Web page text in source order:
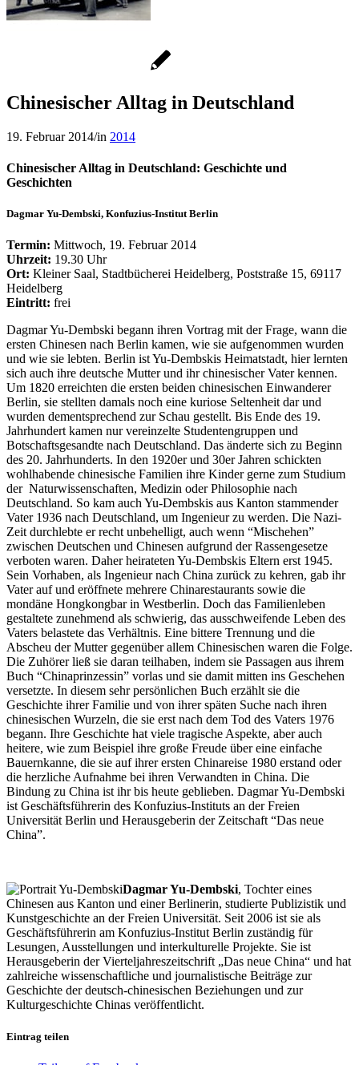
Chinesischer Alltag in Deutschland
19. Februar 2014/in 2014
Chinesischer Alltag in Deutschland: Geschichte und
Geschichten
Dagmar Yu-Dembski, Konfuzius-Institut Berlin
Termin: Mittwoch, 19. Februar 2014
Uhrzeit: 19.30 Uhr
Ort: Kleiner Saal, Stadtbücherei Heidelberg, Poststraße 15, 69117
Heidelberg
Eintritt: frei
Dagmar Yu-Dembski begann ihren Vortrag mit der Frage, wann die
ersten Chinesen nach Berlin kamen, wie sie aufgenommen wurden
und wie sie lebten. Berlin ist Yu-Dembskis Heimatstadt, hier lernten
sich auch ihre deutsche Mutter und ihr chinesischer Vater kennen.
Um 1820 erreichten die ersten beiden chinesischen Einwanderer
Berlin, sie stellten damals noch eine kuriose Seltenheit dar und
wurden dementsprechend zur Schau gestellt. Bis Ende des 19.
Jahrhundert kamen nur vereinzelte Studentengruppen und
Botschaftsgesandte nach Deutschland. Das änderte sich zu Beginn
des 20. Jahrhunderts. In den 1920er und 30er Jahren schickten
wohlhabende chinesische Familien ihre Kinder gerne zum Studium
der Naturwissenschaften, Medizin oder Philosophie nach
Deutschland. So kam auch Yu-Dembskis aus Kanton stammender
Vater 1936 nach Deutschland, um Ingenieur zu werden. Die Nazi-
Zeit durchlebte er recht unbehelligt, auch wenn “Mischehen”
zwischen Deutschen und Chinesen aufgrund der Rassengesetze
verboten waren. Daher heirateten Yu-Dembskis Eltern erst 1945.
Sein Vorhaben, als Ingenieur nach China zurück zu kehren, gab ihr
Vater auf und eröffnete mehrere Chinarestaurants sowie die
mondäne Hongkongbar in Westberlin. Doch das Familienleben
gestaltete zunehmend als schwierig, das ausschweifende Leben des
Vaters belastete das Verhältnis. Eine bittere Trennung und die
Abscheu der Mutter gegenüber allem Chinesischen waren die Folge.
Die Zuhörer ließ sie daran teilhaben, indem sie Passagen aus ihrem
Buch “Chinaprinzessin” vorlas und sie damit mitten ins Geschehen
versetzte. In diesem sehr persönlichen Buch erzählt sie die
Geschichte ihrer Familie und von ihrer späten Suche nach ihren
chinesischen Wurzeln, die sie erst nach dem Tod des Vaters 1976
begann. Ihre Geschichte hat viele tragische Aspekte, aber auch
heitere, wie zum Beispiel ihre große Freude über eine einfache
Bauernkanne, die sie auf ihrer ersten Chinareise 1980 erstand oder
die herzliche Aufnahme bei ihren Verwandten in China. Die
Bindung zu China ist ihr bis heute geblieben. Dagmar Yu-Dembski
ist Geschäftsführerin des Konfuzius-Instituts an der Freien
Universität Berlin und Herausgeberin der Zeitschaft “Das neue
China”.
Dagmar Yu-Dembski, Tochter eines
Chinesen aus Kanton und einer Berlinerin, studierte Publizistik und
Kunstgeschichte an der Freien Universität. Seit 2006 ist sie als
Geschäftsführerin am Konfuzius-Institut Berlin zuständig für
Lesungen, Ausstellungen und interkulturelle Projekte. Sie ist
Herausgeberin der Vierteljahreszeitschrift „Das neue China“ und hat
zahlreiche wissenschaftliche und journalistische Beiträge zur
Geschichte der deutsch-chinesischen Beziehungen und zur
Kulturgeschichte Chinas veröffentlicht.
Eintrag teilen